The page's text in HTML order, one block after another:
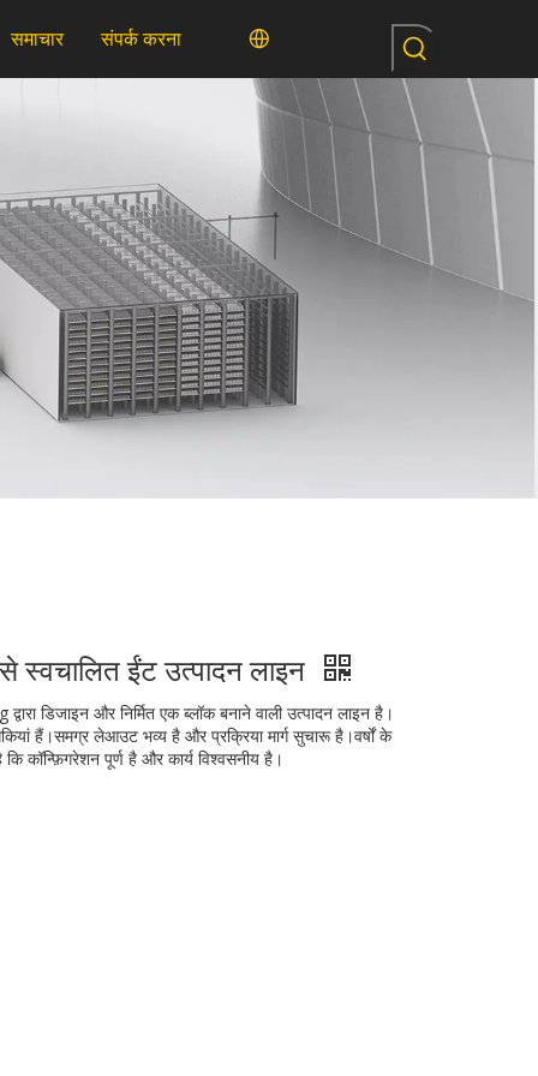
समाचार संपर्क करना
ईंट उत्पादन लाइन
डिजाइन और निर्मित एक ब्लॉक बनाने वाली उत्पादन लाइन है।
हैं।समग्र लेआउट भव्य है और प्रक्रिया मार्ग सुचारू है।वर्षों के
कॉन्फ़िगरेशन पूर्ण है और कार्य विश्वसनीय है।